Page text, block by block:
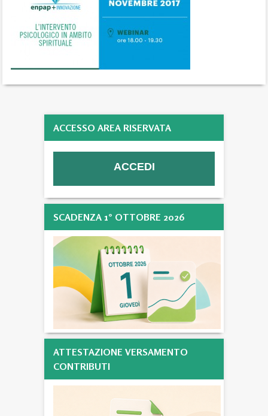
ACCESSO AREA RISERVATA
SCADENZA 1° OTTOBRE 2026
ATTESTAZIONE VERSAMENTO
CONTRIBUTI